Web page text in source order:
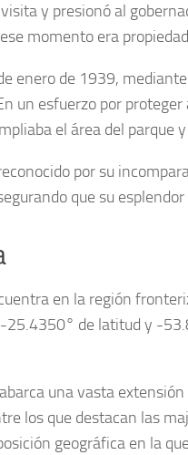
y presionó al
momento era
enero de 1939,
un esfuerzo por
el área del parque
por su
que su
en la región
de latitud y -
una vasta
los que destacan las
geográfica en la